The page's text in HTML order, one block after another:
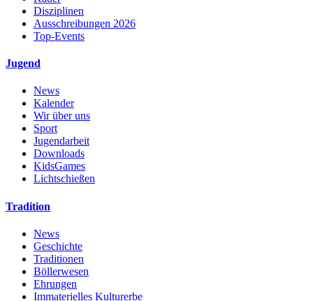
Disziplinen
Ausschreibungen 2026
Top-Events
Jugend
News
Kalender
Wir über uns
Sport
Jugendarbeit
Downloads
KidsGames
Lichtschießen
Tradition
News
Geschichte
Traditionen
Böllerwesen
Ehrungen
Immaterielles Kulturerbe